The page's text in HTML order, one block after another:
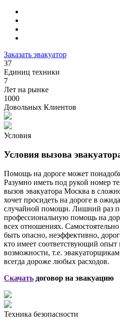
Заказать эвакуатор
37
Единиц техники
7
Лет на рынке
1000
Довольных Клиентов
Условия
Условия вызова
Помощь на дороге может
Разумно иметь под рукой номер
вызов эвакуатора Москва в
хочет просидеть на дороге в
случайной помощи. Лишний раз
профессиональную помощь на
всех отношениях.
быть опасно, неэффективно,
кто имеет соответствующий опыт
возможности, т.е.
всегда дороже любых расходов.
Скачать договор на эвакуацию
Техника безопасности